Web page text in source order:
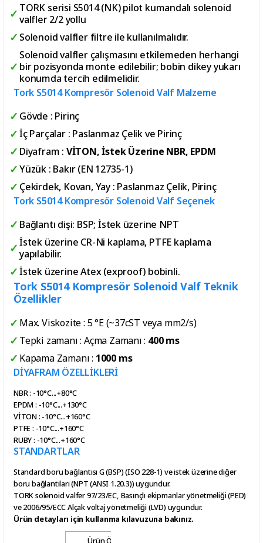
TORK serisi S5014 (NK) pilot kumandalı solenoid
valfler 2/2 yollu
Solenoid valfler filtre ile kullanılmalıdır.
Solenoid valfler çalışmasını etkilemeden herhangi
bir pozisyonda monte edilebilir; bobin dikey yukarı
konumda tercih edilmelidir.
Tork S5014 Kompresör Solenoid Valf Malzeme
Gövde : Pirinç
İç Parçalar : Paslanmaz Çelik ve Pirinç
Diyafram : VİTON, İstek Üzerine NBR, EPDM
Yüzük : Bakır (EN 12735-1)
Çekirdek, Kovan, Yay : Paslanmaz Çelik, Pirinç
Tork S5014 Kompresör Solenoid Valf Seçenek
Bağlantı dişi: BSP; İstek üzerine NPT
İstek üzerine CR-Ni kaplama, PTFE kaplama
yapılabilir.
İstek üzerine Atex (exproof) bobinli.
Tork S5014 Kompresör Solenoid Valf Teknik
Özellikler
Max. Viskozite : 5 °E (~37cST veya mm2/s)
Tepki zamanı : Açma Zamanı : 400 ms
Kapama Zamanı : 1000 ms
DİYAFRAM ÖZELLİKLERİ
NBR : -10°C...+80°C
EPDM : -10°C...+130°C
VİTON : -10°C...+160°C
PTFE : -10°C...+160°C
RUBY : -10°C...+160°C
STANDARTLAR
Standard boru bağlantısı G (BSP) (ISO 228-1) ve istek üzerine diğer
boru bağlantıları (NPT (ANSI 1.20.3)) uygundur.
TORK solenoid valfer 97/23/EC, Basınçlı ekipmanlar yönetmeliği (PED)
ve 2006/95/ECC Alçak voltaj yönetmeliği (LVD) uygundur.
Ürün detayları için kullanma kılavuzuna bakınız.
Ürün Ölçüleri